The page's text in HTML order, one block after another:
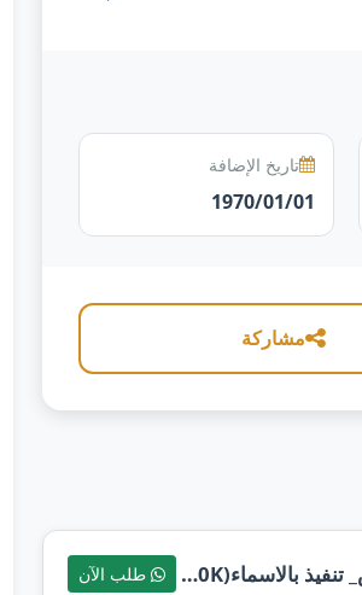
تاريخ الإضافة
1970/01/01
مشاركة
حبيبي عبدالله نوال الكويتيه | حصرياً 2025 زفة ام العريس_ تنفيذ بالاسماء(MP3_160K) طلب الآن